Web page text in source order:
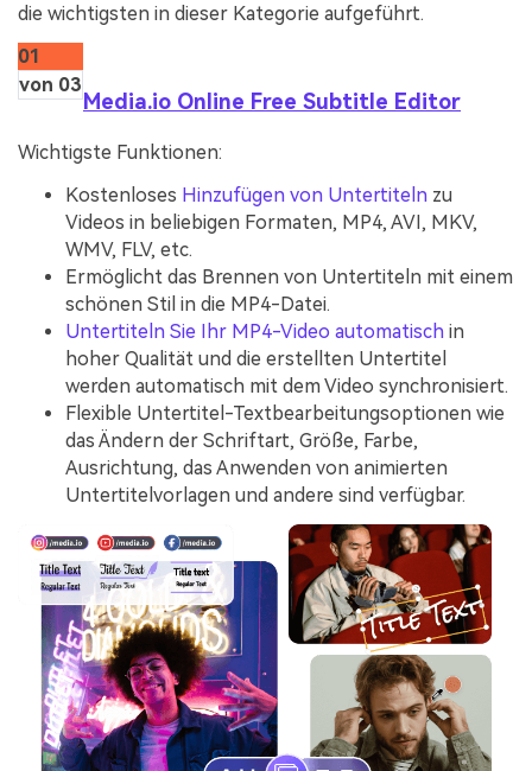
die wichtigsten in dieser Kategorie aufgeführt.
01
von 03
Media.io Online Free Subtitle Editor
Wichtigste Funktionen:
Kostenloses Hinzufügen von Untertiteln zu
Videos in beliebigen Formaten, MP4, AVI, MKV,
WMV, FLV, etc.
Ermöglicht das Brennen von Untertiteln mit einem
schönen Stil in die MP4-Datei.
Untertiteln Sie Ihr MP4-Video automatisch in
hoher Qualität und die erstellten Untertitel
werden automatisch mit dem Video synchronisiert.
Flexible Untertitel-Textbearbeitungsoptionen wie
das Ändern der Schriftart, Größe, Farbe,
Ausrichtung, das Anwenden von animierten
Untertitelvorlagen und andere sind verfügbar.